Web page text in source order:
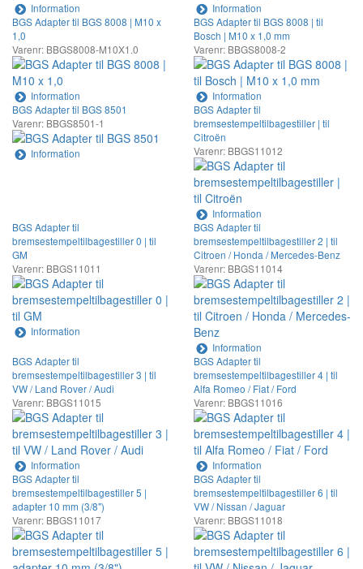
Information
Information
BGS Adapter til BGS 8008 | M10 x
1,0
Varenr: BBGS8008-M10X1.0
Information
BGS Adapter til BGS 8008 | til
Bosch | M10 x 1,0 mm
Varenr: BBGS8008-2
Information
BGS Adapter til BGS 8501
Varenr: BBGS8501-1
Information
BGS Adapter til
bremsestempeltilbagestiller | til
Citroën
Varenr: BBGS11012
Information
BGS Adapter til
bremsestempeltilbagestiller 0 | til
GM
Varenr: BBGS11011
Information
BGS Adapter til
bremsestempeltilbagestiller 2 | til
Citroen / Honda / Mercedes-Benz
Varenr: BBGS11014
Information
BGS Adapter til
bremsestempeltilbagestiller 3 | til
VW / Land Rover / Audi
Varenr: BBGS11015
Information
BGS Adapter til
bremsestempeltilbagestiller 4 | til
Alfa Romeo / Fiat / Ford
Varenr: BBGS11016
Information
BGS Adapter til
bremsestempeltilbagestiller 5 |
adapter 10 mm (3/8")
Varenr: BBGS11017
BGS Adapter til
bremsestempeltilbagestiller 6 | til
VW / Nissan / Jaguar
Varenr: BBGS11018